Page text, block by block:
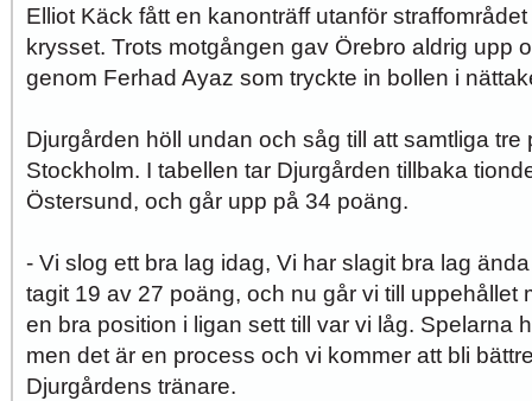
Elliot Käck fått en kanonträff utanför
krysset. Trots motgången gav Örebro aldrig upp
genom Ferhad Ayaz som tryckte in bollen i
Djurgården höll undan och såg till att samtliga
Stockholm. I tabellen tar Djurgården tillbaka
Östersund, och går upp på 34 poäng.
- Vi slog ett bra lag idag, Vi har slagit bra lag
tagit 19 av 27 poäng, och nu går vi till uppehållet
en bra position i ligan sett till var vi låg. Spelarna
men det är en process och vi kommer att bli
Djurgårdens tränare.